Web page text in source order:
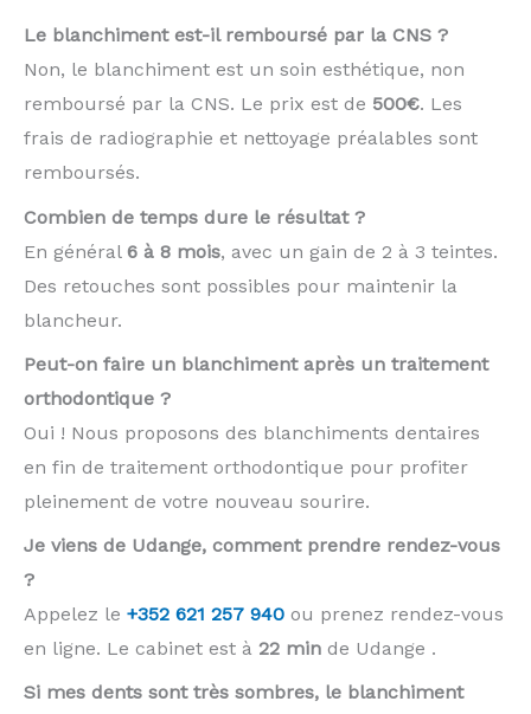
Le blanchiment est-il remboursé par la CNS ?
Non, le blanchiment est un soin esthétique, non
remboursé par la CNS. Le prix est de 500€. Les
frais de radiographie et nettoyage préalables sont
remboursés.
Combien de temps dure le résultat ?
En général 6 à 8 mois, avec un gain de 2 à 3 teintes.
Des retouches sont possibles pour maintenir la
blancheur.
Peut-on faire un blanchiment après un traitement
orthodontique ?
Oui ! Nous proposons des blanchiments dentaires
en fin de traitement orthodontique pour profiter
pleinement de votre nouveau sourire.
Je viens de Udange, comment prendre rendez-vous
?
Appelez le +352 621 257 940 ou prenez rendez-vous
en ligne. Le cabinet est à 22 min de Udange .
Si mes dents sont très sombres, le blanchiment